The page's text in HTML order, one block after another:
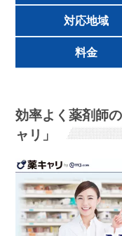
対応地域
料金
効率よく薬剤師
ャリ」